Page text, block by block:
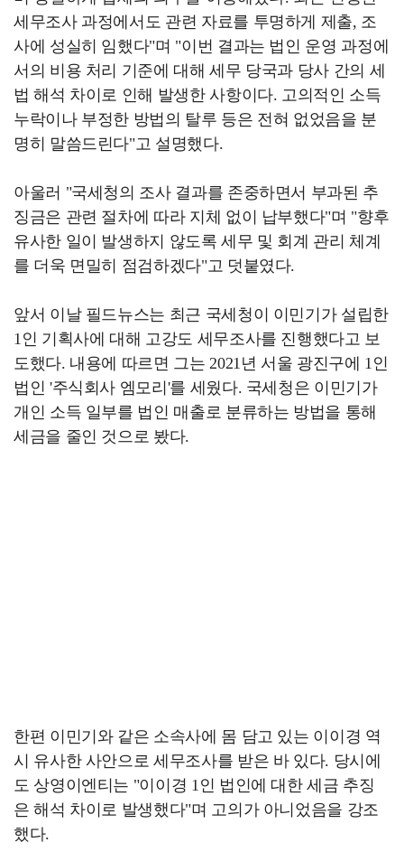
세무조사 과정에서도 관련 자료를 투명하게 제출, 조
사에 성실히 임했다"며 "이번 결과는 법인 운영 과정에
서의 비용 처리 기준에 대해 세무 당국과 당사 간의 세
법 해석 차이로 인해 발생한 사항이다. 고의적인 소득
누락이나 부정한 방법의 탈루 등은 전혀 없었음을 분
명히 말씀드린다"고 설명했다.
아울러 "국세청의 조사 결과를 존중하면서 부과된 추
징금은 관련 절차에 따라 지체 없이 납부했다"며 "향후
유사한 일이 발생하지 않도록 세무 및 회계 관리 체계
를 더욱 면밀히 점검하겠다"고 덧붙였다.
앞서 이날 필드뉴스는 최근 국세청이 이민기가 설립한
1인 기획사에 대해 고강도 세무조사를 진행했다고 보
도했다. 내용에 따르면 그는 2021년 서울 광진구에 1인
법인 '주식회사 엠모리'를 세웠다. 국세청은 이민기가
개인 소득 일부를 법인 매출로 분류하는 방법을 통해
세금을 줄인 것으로 봤다.
한편 이민기와 같은 소속사에 몸 담고 있는 이이경 역
시 유사한 사안으로 세무조사를 받은 바 있다. 당시에
도 상영이엔티는 "이이경 1인 법인에 대한 세금 추징
은 해석 차이로 발생했다"며 고의가 아니었음을 강조
했다.